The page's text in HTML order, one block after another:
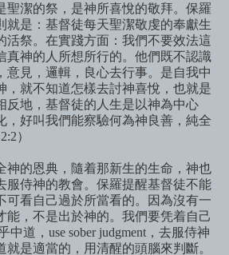
聖潔的祭，是神所喜悅的敬拜。保羅
就是：基督徒每天聖潔敬虔的奉獻生
活祭。在實踐方面：我們不要效法這
真神的人所想所行的。他們既不認識
意見，邏輯，良心去行事。是自我中
，就不知道怎樣去討神喜悅，也就是
反地，基督徒的人生是以神為中心
，好叫我們能察驗何為神良善，純全
）
神的恩典，隨着那新生的生命，神也
服侍神的教會。保羅提醒基督徒不能
可看自己過於所當看的。因為沒有一
能，不是出於神的。我們要凭着自己
中道， use sober judgment ，去服侍神
是適當的，用清醒的頭腦來判斷。